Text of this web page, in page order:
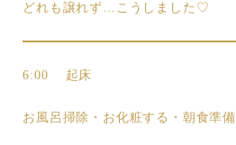
どれも譲れず…こうしました♡
6:00 起床
お風呂掃除・お化粧する・朝食準備